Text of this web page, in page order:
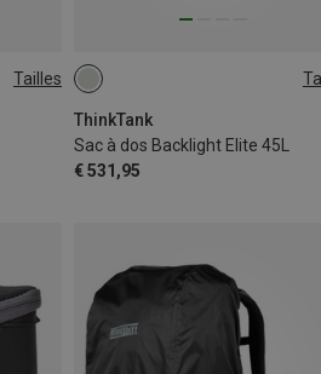
Tailles
ThinkTank
Sac à dos Backlight Elite 45L
€ 531,95
45L